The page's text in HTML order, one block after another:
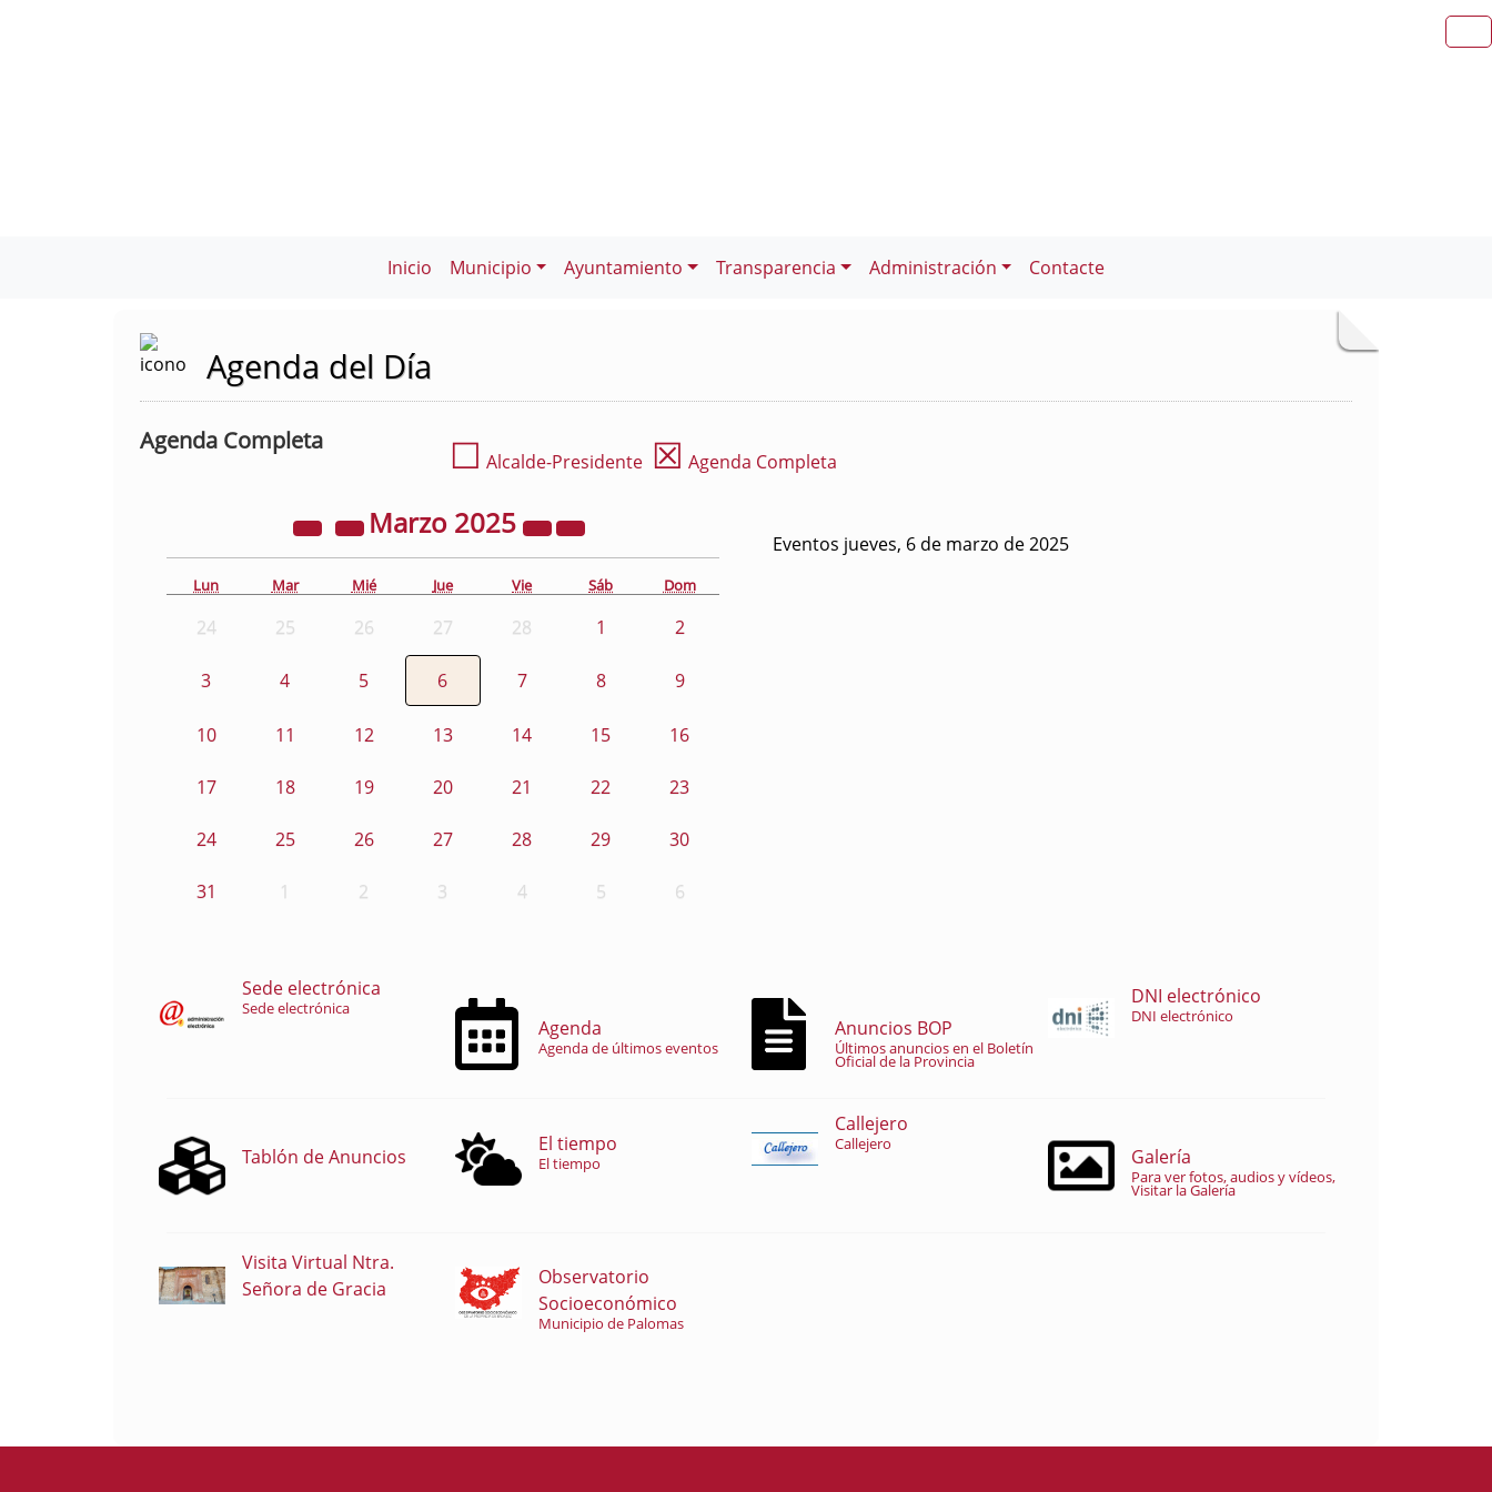
Inicio Municipio Ayuntamiento Transparencia Administración Contacte
Agenda del Día
Agenda Completa ☐ Alcalde-Presidente ☒ Agenda Completa
Marzo 2025
Lun Mar Mié Jue Vie Sáb Dom
24 25 26 27 28 1 2
3 4 5 6 7 8 9
10 11 12 13 14 15 16
17 18 19 20 21 22 23
24 25 26 27 28 29 30
31 1 2 3 4 5 6
Eventos jueves, 6 de marzo de 2025
Sede electrónica
Sede electrónica
Agenda
Agenda de últimos eventos
Anuncios BOP
Últimos anuncios en el Boletín
Oficial de la Provincia
DNI electrónico
DNI electrónico
Tablón de Anuncios
El tiempo
El tiempo
Callejero
Callejero
Galería
Para ver fotos, audios y vídeos,
Visitar la Galería
Visita Virtual Ntra.
Señora de Gracia
Observatorio
Socioeconómico
Municipio de Palomas